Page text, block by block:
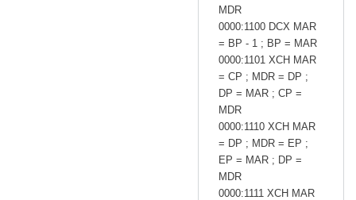
MDR
0000:1100 DCX MAR
= BP - 1 ; BP = MAR
0000:1101 XCH MAR
= CP ; MDR = DP ;
DP = MAR ; CP =
MDR
0000:1110 XCH MAR
= DP ; MDR = EP ;
EP = MAR ; DP =
MDR
0000:1111 XCH MAR